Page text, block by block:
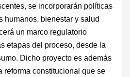
se incorporarán políticas
humanos, bienestar y salud
un marco regulatorio
etapas del proceso, desde la
Dicho proyecto es además
reforma constitucional que se